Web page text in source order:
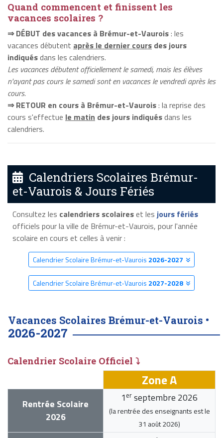
Quand commencent et finissent les
vacances scolaires ?
⇒ DÉBUT des vacances à Brémur-et-Vaurois: les
vacances débutent après le dernier cours des jours
indiquésdans les calendriers.
Les vacances débutent officiellement le samedi, mais les élèves
n'ayant pas cours le samedi sont en vacances le vendredi après les
cours.
⇒ RETOUR en cours à Brémur-et-Vaurois: la reprise des
cours s'effectue le matin des jours indiquésdans les
calendriers.
Calendriers Scolaires Brémur-
et-Vaurois & Jours Fériés
Consultez les calendriers scolaireset les jours fériés
officiels pour la ville de Brémur-et-Vaurois, pour l'année
scolaire en cours et celles à venir :
Calendrier Scolaire Brémur-et-Vaurois 2026-2027
Calendrier Scolaire Brémur-et-Vaurois 2027-2028
Vacances Scolaires Brémur-et-Vaurois •
2026-2027
Calendrier Scolaire Officiel ⤵
Zone A
Rentrée Scolaire
2026
1 er septembre 2026
(la rentrée des enseignants est le
31 août 2026)